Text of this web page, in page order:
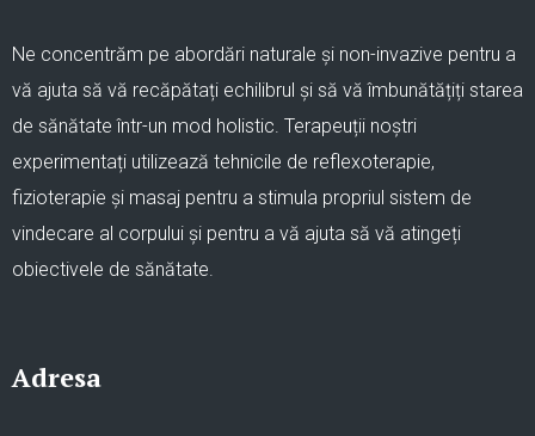
Ne concentrăm pe abordări naturale și non-invazive pentru a
vă ajuta să vă recăpătați echilibrul și să vă îmbunătățiți starea
de sănătate într-un mod holistic. Terapeuții noștri
experimentați utilizează tehnicile de reflexoterapie,
fizioterapie și masaj pentru a stimula propriul sistem de
vindecare al corpului și pentru a vă ajuta să vă atingeți
obiectivele de sănătate.
Adresa